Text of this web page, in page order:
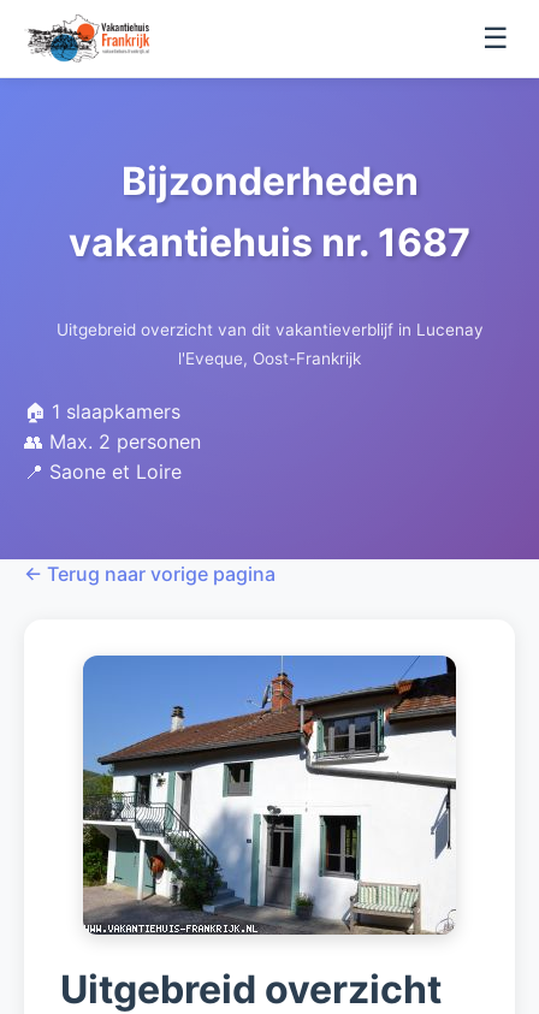
☰
Bijzonderheden
vakantiehuis nr. 1687
Uitgebreid overzicht van dit vakantieverblijf in Lucenay
l'Eveque, Oost-Frankrijk
🏠 1 slaapkamers
👥 Max. 2 personen
📍 Saone et Loire
← Terug naar vorige pagina
Uitgebreid overzicht